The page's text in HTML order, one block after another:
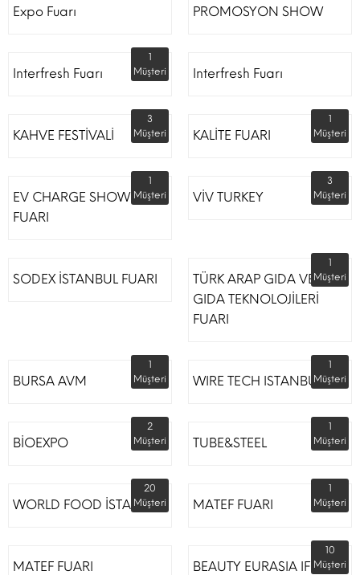
Expo Fuarı PROMOSYON SHOW
Interfresh Fuarı
1
Müşteri
Interfresh Fuarı
KAHVE FESTİVALİ
3
Müşteri
KALİTE FUARI
1
Müşteri
EV CHARGE SHOW
FUARI
1
Müşteri
VİV TURKEY
3
Müşteri
SODEX İSTANBUL FUARI
TÜRK ARAP GIDA VE
GIDA TEKNOLOJİLERİ
FUARI
1
Müşteri
BURSA AVM
1
Müşteri
WIRE TECH ISTANBUL
1
Müşteri
BİOEXPO
2
Müşteri
TUBE&STEEL
1
Müşteri
WORLD FOOD İSTANBUL
20
Müşteri
MATEF FUARI
1
Müşteri
MATEF FUARI BEAUTY EURASIA IFM
10
Müşteri